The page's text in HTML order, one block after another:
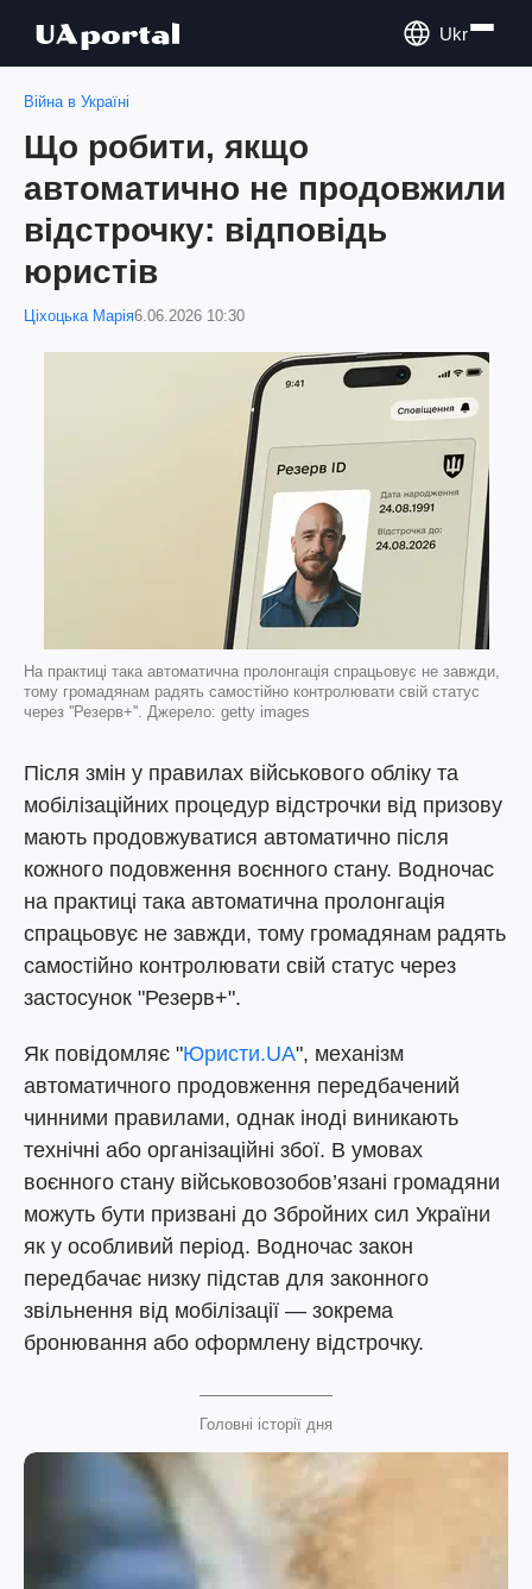
Ukr
Війна в Україні
Що робити, якщо
автоматично не продовжили
відстрочку: відповідь
юристів
Ціхоцька Марія6.06.2026 10:30
На практиці така автоматична пролонгація спрацьовує не завжди,
тому громадянам радять самостійно контролювати свій статус
через ''Резерв+''. Джерело: getty images
Після змін у правилах військового обліку та
мобілізаційних процедур відстрочки від призову
мають продовжуватися автоматично після
кожного подовження воєнного стану. Водночас
на практиці така автоматична пролонгація
спрацьовує не завжди, тому громадянам радять
самостійно контролювати свій статус через
застосунок "Резерв+".
Як повідомляє "Юристи.UA", механізм
автоматичного продовження передбачений
чинними правилами, однак іноді виникають
технічні або організаційні збої. В умовах
воєнного стану військовозобов’язані громадяни
можуть бути призвані до Збройних сил України
як у особливий період. Водночас закон
передбачає низку підстав для законного
звільнення від мобілізації — зокрема
бронювання або оформлену відстрочку.
Головні історії дня